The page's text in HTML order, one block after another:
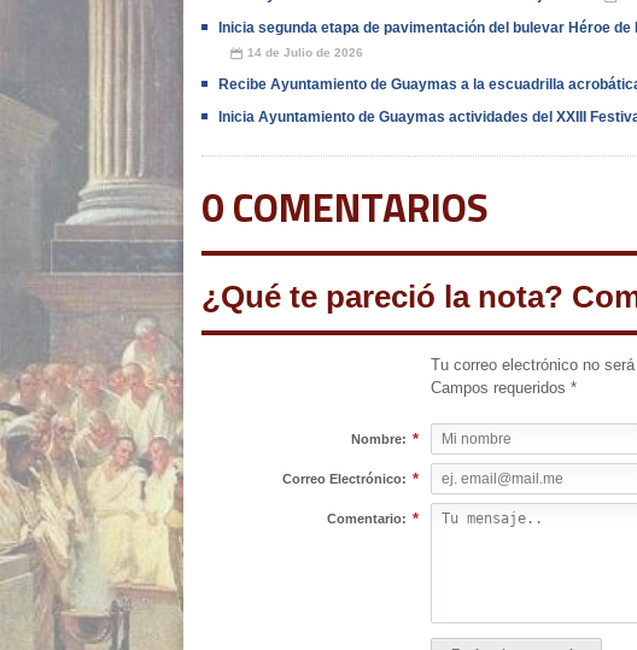
Inicia segunda etapa de pavimentación del bulevar Héroe
📅 14 de Julio de 2026
Recibe Ayuntamiento de Guaymas a la escuadrilla
Inicia Ayuntamiento de Guaymas actividades del XXIII
0 COMENTARIOS
¿Qué te pareció la nota?
Tu correo electrónico no
Campos requeridos *
Nombre: *
Correo Electrónico: *
Comentario: *